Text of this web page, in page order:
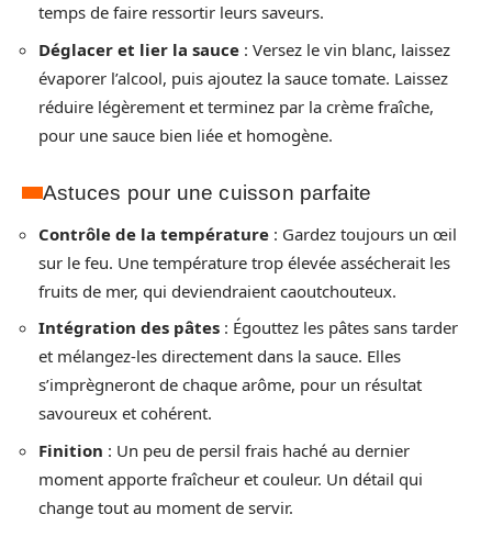
temps de faire ressortir leurs saveurs.
Déglacer et lier la sauce : Versez le vin blanc, laissez
évaporer l’alcool, puis ajoutez la sauce tomate. Laissez
réduire légèrement et terminez par la crème fraîche,
pour une sauce bien liée et homogène.
Astuces pour une cuisson parfaite
Contrôle de la température : Gardez toujours un œil
sur le feu. Une température trop élevée assécherait les
fruits de mer, qui deviendraient caoutchouteux.
Intégration des pâtes : Égouttez les pâtes sans tarder
et mélangez-les directement dans la sauce. Elles
s’imprègneront de chaque arôme, pour un résultat
savoureux et cohérent.
Finition : Un peu de persil frais haché au dernier
moment apporte fraîcheur et couleur. Un détail qui
change tout au moment de servir.